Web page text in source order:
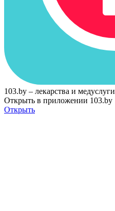
103.by – лекарства и медуслуги
Открыть в приложении 103.by
Открыть